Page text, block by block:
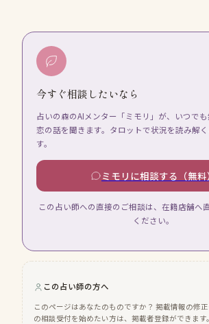
今すぐ相談したいなら
占いの森のAIメンター「ミモリ」が、いつで
恋の話を聞きます。タロットで状況を読み解
す。
ミモリに相談する（無料）
この占い師への直接のご相談は、在籍店舗へ
ください。
この占い師の方へ
このページはあなたのものですか？ 掲載情報の修
の相談受付を始めたい方は、掲載者登録ができます。